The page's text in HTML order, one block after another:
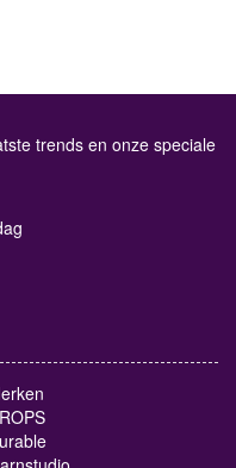
trends en onze speciale